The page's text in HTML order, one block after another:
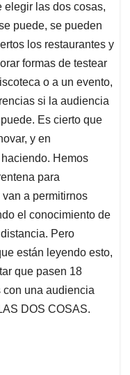
elegir las dos cosas,
puede, se pueden
los restaurantes y
formas de testear
o a un evento,
si la audiencia
Es cierto que
y en
haciendo. Hemos
para
a permitirnos
el conocimiento de
Pero
están leyendo esto,
que pasen 18
con una audiencia
DOS COSAS.